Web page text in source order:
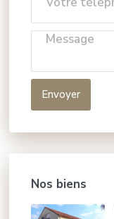
Envoyer
Nos biens